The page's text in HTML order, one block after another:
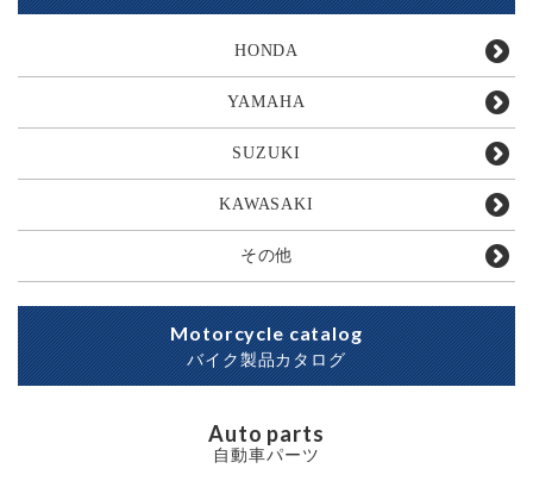
HONDA
YAMAHA
SUZUKI
KAWASAKI
その他
Motorcycle catalog
バイク製品カタログ
Auto parts
自動車パーツ